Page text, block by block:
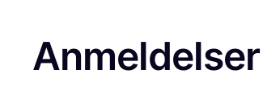
Anmeldelser